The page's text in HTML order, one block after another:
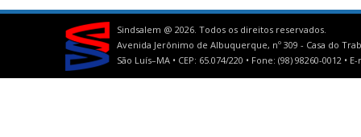
Sindsalem @ 2026. Todos os direitos reservados.
Avenida Jerônimo de Albuquerque, nº 309 - Casa do
São Luís–MA • CEP: 65.074/220 • Fone: (98) 98260-0012